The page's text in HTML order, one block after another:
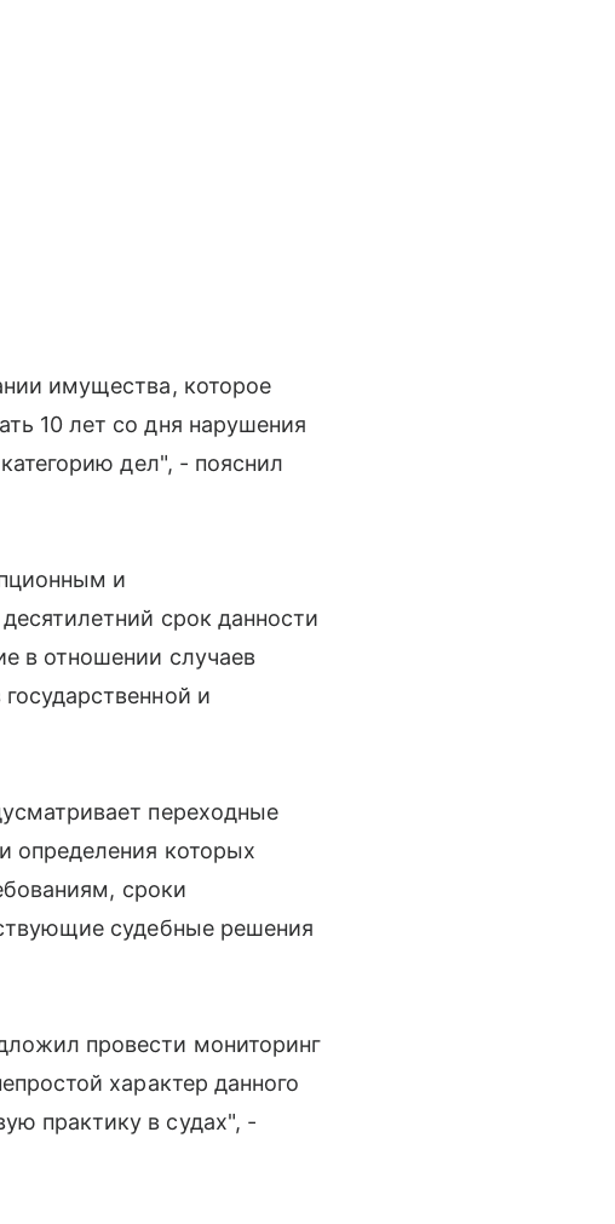
имущества, которое
10 лет со дня нарушения
дел", - пояснил
и
срок данности
в отношении случаев
и
переходные
определения которых
сроки
судебные решения
провести мониторинг
характер данного
практику в судах", -